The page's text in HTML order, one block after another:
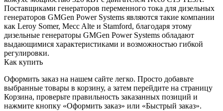
Поставщиками генераторов переменного тока для дизельных
генераторов GMGen Power Systems являются такие компании
как Leroy Somer, Mecc Alte и Stamford, благодаря этому
дизельные генераторы GMGen Power Systems обладают
выдающимися характеристиками и возможностью гибкой
регулировки.
Как купить
Оформить заказ на нашем сайте легко. Просто добавьте
выбранные товары в корзину, а затем перейдите на страницу
Корзина, проверьте правильность заказанных позиций и
нажмите кнопку «Оформить заказ» или «Быстрый заказ».